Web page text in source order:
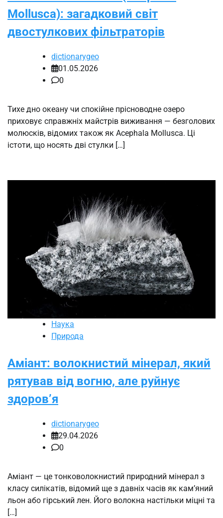
Mollusca): загадковий світ
двостулкових фільтраторів
dictionarygeo
01.05.2026
0
Тихе дно океану чи спокійне прісноводне озеро
приховує справжніх майстрів виживання — безголових
молюсків, відомих також як Acephala Mollusca. Ці
істоти, що носять дві стулки […]
Наука
Природа
Аміант: волокнистий мінерал, який
рятував від вогню, але руйнує
здоров’я
dictionarygeo
29.04.2026
0
Аміант — це тонковолокнистий природний мінерал з
класу силікатів, відомий ще з давніх часів як кам’яний
льон або гірський лен. Його волокна настільки міцні та
[…]